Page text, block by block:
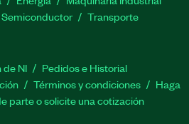
Semiconductor Transporte
NI
Pedidos e Historial
Términos y condiciones
Haga
parte o solicite una cotización